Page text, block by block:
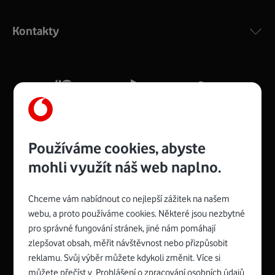
silný signál pro celou domácnost. Kompaktní rozměry 21
Více o COMPAL CH7465VF
Zyxel VMG8623-T50B:
Rozměry modemu jsou 16 x 22 x 7,5 cm (včetně stojánku)
a nabízí 4 gigabitové LAN porty a bezdrátové připojení Wi-
Spojte se s Vodafonem
Kontakty
Používáme cookies, abyste
mohli využít náš web naplno.
Chceme vám nabídnout co nejlepší zážitek na našem
webu, a proto používáme cookies. Některé jsou nezbytné
pro správné fungování stránek, jiné nám pomáhají
zlepšovat obsah, měřit návštěvnost nebo přizpůsobit
reklamu. Svůj výběr můžete kdykoli změnit. Více si
můžete přečíst v Prohlášení o zpracování osobních údajů